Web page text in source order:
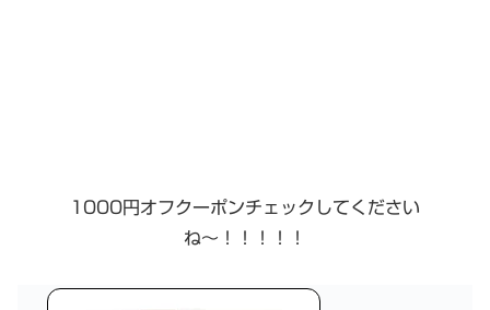
1000円オフクーポンチェックしてください
ね〜！！！！！